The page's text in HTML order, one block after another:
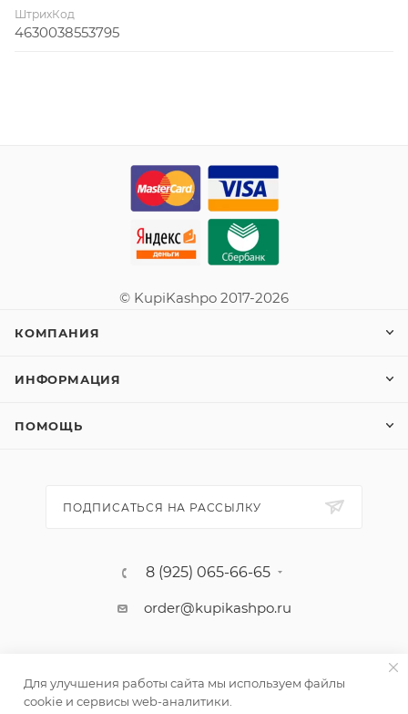
ШтрихКод
4630038553795
© KupiKashpo 2017-2026
КОМПАНИЯ
ИНФОРМАЦИЯ
ПОМОЩЬ
ПОДПИСАТЬСЯ НА РАССЫЛКУ
8 (925) 065-66-65
order@kupikashpo.ru
Для улучшения работы сайта мы используем файлы
cookie и сервисы web-аналитики.